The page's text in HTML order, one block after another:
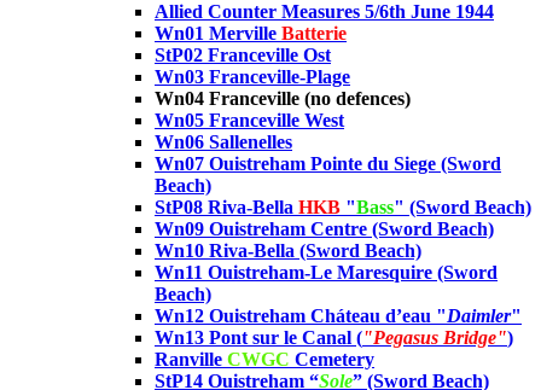
Allied Counter Measures 5/6th June 1944
Wn01 Merville Batterie
StP02 Franceville Ost
Wn03 Franceville-Plage
Wn04 Franceville (no defences)
Wn05 Franceville West
Wn06 Sallenelles
Wn07 Ouistreham Pointe du Siege (Sword
Beach)
StP08 Riva-Bella HKB "Bass" (Sword Beach)
Wn09 Ouistreham Centre (Sword Beach)
Wn10 Riva-Bella (Sword Beach)
Wn11 Ouistreham-Le Maresquire (Sword
Beach)
Wn12 Ouistreham Cháteau d’eau "Daimler"
Wn13 Pont sur le Canal ("Pegasus Bridge")
Ranville CWGC Cemetery
StP14 Ouistreham “Sole” (Sword Beach)